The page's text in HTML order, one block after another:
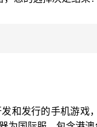
和发行的手机游